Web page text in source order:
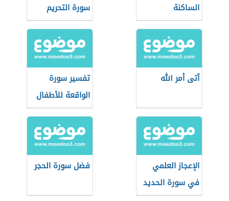
الساكنة
سورة التحريم
آتى أمر الله
تفسير سورة
الواقعة للأطفال
الإعجاز العلمي
في سورة الحديد
فضل سورة الحجر